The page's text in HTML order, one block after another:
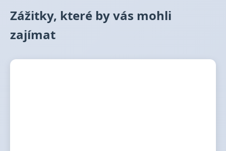
Zážitky, které by vás mohli
zajímat